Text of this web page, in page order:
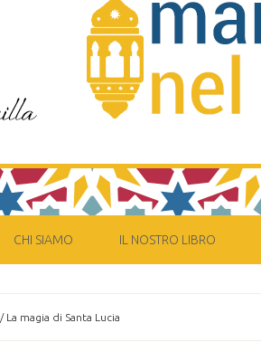
CHI SIAMO IL NOSTRO LIBRO
/La magia di Santa Lucia